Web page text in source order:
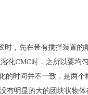
先在带有搅拌装置的
化CMC时，之所以要
时间并不一致，是两
明显的大的团块状物